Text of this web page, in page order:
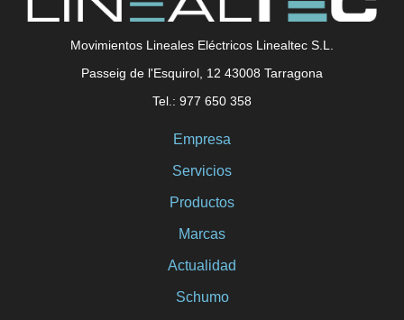
Movimientos Lineales Eléctricos Linealtec S.L.
Passeig de l'Esquirol, 12 43008 Tarragona
Tel.: 977 650 358
Empresa
Servicios
Productos
Marcas
Actualidad
Schumo